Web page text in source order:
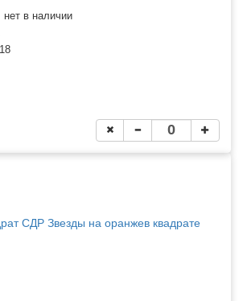
нет в наличии
18